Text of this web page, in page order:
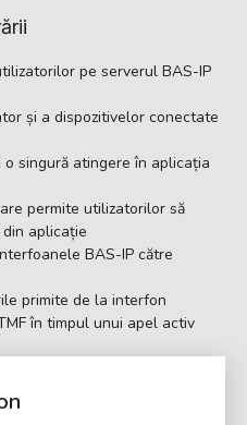
pe serverul BAS-IP
și a dispozitivelor conectate
singură atingere în aplicația
permite utilizatorilor să
aplicație
BAS-IP către
primite de la interfon
în timpul unui apel activ